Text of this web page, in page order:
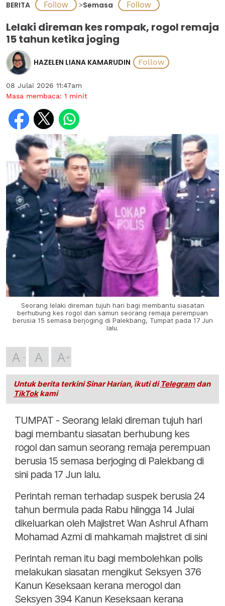
BERITA >Semasa
Lelaki direman kes rompak, rogol remaja
15 tahun ketika joging
HAZELEN LIANA KAMARUDIN
08 Julai 2026 11:47am
Masa membaca: 1 minit
Seorang lelaki direman tujuh hari bagi membantu siasatan
berhubung kes rogol dan samun seorang remaja perempuan
berusia 15 semasa berjoging di Palekbang, Tumpat pada 17 Jun
lalu.
A A A
Untuk berita terkini Sinar Harian, ikuti di Telegramdan
TikTokkami
TUMPAT - Seorang lelaki direman tujuh hari
bagi membantu siasatan berhubung kes
rogol dan samun seorang remaja perempuan
berusia 15 semasa berjoging di Palekbang di
sini pada 17 Jun lalu.
Perintah reman terhadap suspek berusia 24
tahun bermula pada Rabu hiingga 14 Julai
dikeluarkan oleh Majistret Wan Ashrul Afham
Mohamad Azmi di mahkamah majistret di sini
Perintah reman itu bagi membolehkan polis
melakukan siasatan mengikut Seksyen 376
Kanun Keseksaan kerana merogol dan
Seksyen 394 Kanun Keseksaan kerana